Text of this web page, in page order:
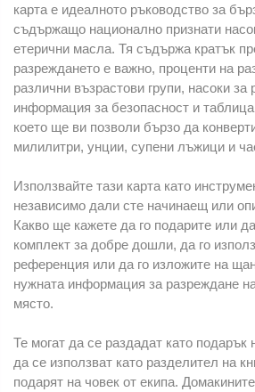
карта е идеалното ръководство за
съдържащо национално признати
етерични масла. Тя съдържа кратък
разреждането е важно, проценти на
различни възрастови групи, насоки за
информация за безопасност и
което ще ви позволи бързо да
милилитри, унции, супени лъжици и
Използвайте тази карта като
независимо дали сте начинаещ или
Какво ще кажете да го подарите или
комплект за добре дошли, да го
референция или да го изложите на
нужната информация за разреждане
място.
Те могат да се раздадат като подарък
да се използват като разделител на
подарят на човек от екипа.